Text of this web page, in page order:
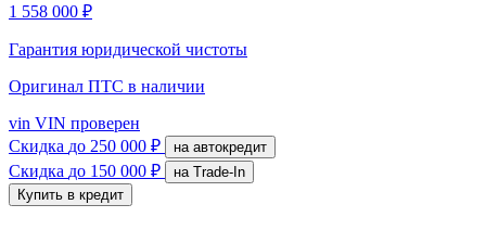
1 558 000 ₽
Гарантия юридической чистоты
Оригинал ПТС в наличии
vin VIN проверен
Скидка до 250 000 ₽ на автокредит
Скидка до 150 000 ₽
на Trade-In
Купить в кредит